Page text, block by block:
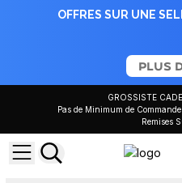
OFFRES SUR UNE
PLUS
GROSSISTE
Pas de Minimum de Commande
Remises